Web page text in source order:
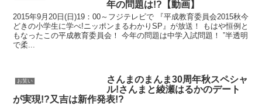
年の問題は!?【動画】
2015年9月20日(日)19：00～フジテレビで 『平成教育委員会2015秋今
どきの小学生に学べ!ニッポンまるわかりSP』が放送！ もはや恒例と
もなったこの平成教育委員会！ 今年の問題は中学入試問題！ ”半透明
で柔...
お笑い
さんまのまんま30周年秋スペシャ
ル!さんまと綾瀬はるかのデート
が実現!?又吉は新作発表!?